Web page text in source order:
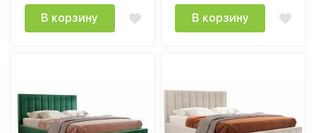
основанием
В корзину
основанием
В корзину